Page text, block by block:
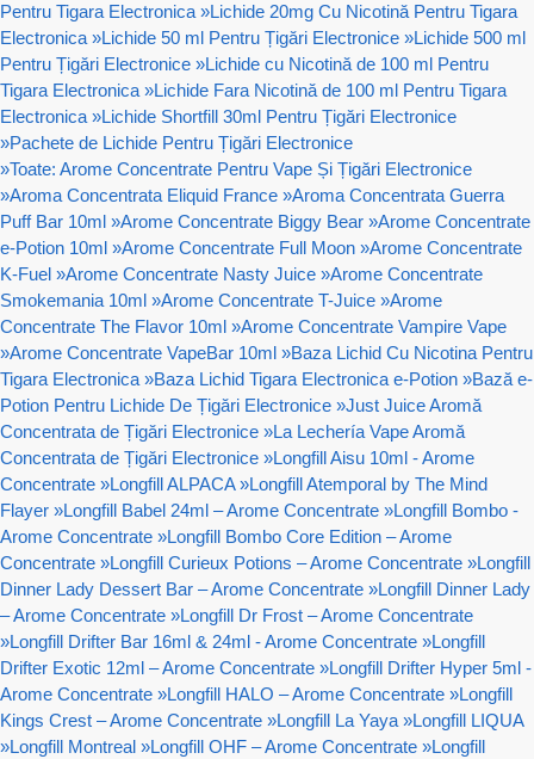
Pentru Tigara Electronica »Lichide 20mg Cu Nicotină Pentru Tigara
Electronica »Lichide 50 ml Pentru Țigări Electronice »Lichide 500 ml
Pentru Țigări Electronice »Lichide cu Nicotină de 100 ml Pentru
Tigara Electronica »Lichide Fara Nicotină de 100 ml Pentru Tigara
Electronica »Lichide Shortfill 30ml Pentru Țigări Electronice
»Pachete de Lichide Pentru Țigări Electronice
»Toate: Arome Concentrate Pentru Vape Și Țigări Electronice
»Aroma Concentrata Eliquid France »Aroma Concentrata Guerra
Puff Bar 10ml »Arome Concentrate Biggy Bear »Arome Concentrate
e-Potion 10ml »Arome Concentrate Full Moon »Arome Concentrate
K-Fuel »Arome Concentrate Nasty Juice »Arome Concentrate
Smokemania 10ml »Arome Concentrate T-Juice »Arome
Concentrate The Flavor 10ml »Arome Concentrate Vampire Vape
»Arome Concentrate VapeBar 10ml »Baza Lichid Cu Nicotina Pentru
Tigara Electronica »Baza Lichid Tigara Electronica e-Potion »Bază e-
Potion Pentru Lichide De Țigări Electronice »Just Juice Aromă
Concentrata de Țigări Electronice »La Lechería Vape Aromă
Concentrata de Țigări Electronice »Longfill Aisu 10ml - Arome
Concentrate »Longfill ALPACA »Longfill Atemporal by The Mind
Flayer »Longfill Babel 24ml – Arome Concentrate »Longfill Bombo -
Arome Concentrate »Longfill Bombo Core Edition – Arome
Concentrate »Longfill Curieux Potions – Arome Concentrate »Longfill
Dinner Lady Dessert Bar – Arome Concentrate »Longfill Dinner Lady
– Arome Concentrate »Longfill Dr Frost – Arome Concentrate
»Longfill Drifter Bar 16ml & 24ml - Arome Concentrate »Longfill
Drifter Exotic 12ml – Arome Concentrate »Longfill Drifter Hyper 5ml -
Arome Concentrate »Longfill HALO – Arome Concentrate »Longfill
Kings Crest – Arome Concentrate »Longfill La Yaya »Longfill LIQUA
»Longfill Montreal »Longfill OHF – Arome Concentrate »Longfill